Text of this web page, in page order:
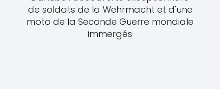
de soldats de la Wehrmacht et d'une
moto de la Seconde Guerre mondiale
immergés